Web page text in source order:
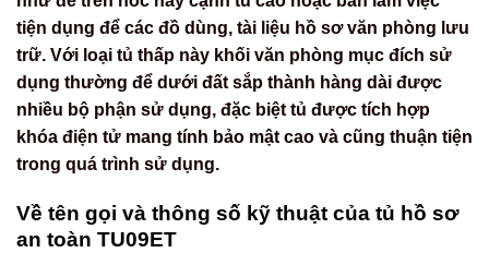
tiện dụng để các đồ dùng, tài liệu hồ sơ văn phòng lưu
trữ. Với loại tủ thấp này khối văn phòng mục đích sử
dụng thường để dưới đất sắp thành hàng dài được
nhiều bộ phận sử dụng, đặc biệt tủ được tích hợp
khóa điện tử mang tính bảo mật cao và cũng thuận tiện
trong quá trình sử dụng.
Về tên gọi và thông số kỹ thuật của tủ hồ sơ
an toàn TU09ET